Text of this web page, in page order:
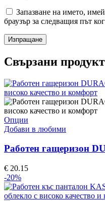
Запазване на името,
браузър за следващия път
Свързани
Опции
product
multiple
may
be
Добави в любими
Работен гащеризон
€ 20.15
-20%